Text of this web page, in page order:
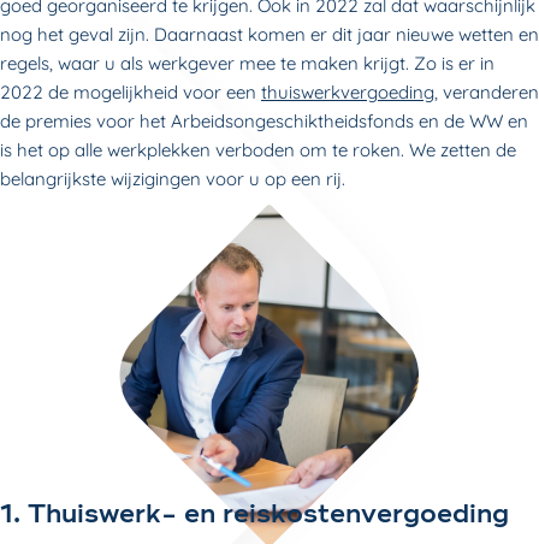
goed georganiseerd te krijgen. Ook in 2022 zal dat waarschijnlijk
nog het geval zijn. Daarnaast komen er dit jaar nieuwe wetten en
regels, waar u als werkgever mee te maken krijgt. Zo is er in
2022 de mogelijkheid voor een thuiswerkvergoeding, veranderen
de premies voor het Arbeidsongeschiktheidsfonds en de WW en
is het op alle werkplekken verboden om te roken. We zetten de
belangrijkste wijzigingen voor u op een rij.
1. Thuiswerk- en reiskostenvergoeding